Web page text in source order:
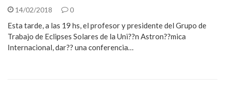
14/02/2018 0
Esta tarde, a las 19 hs, el profesor y presidente del Grupo de
Trabajo de Eclipses Solares de la Uni??n Astron??mica
Internacional, dar?? una conferencia…